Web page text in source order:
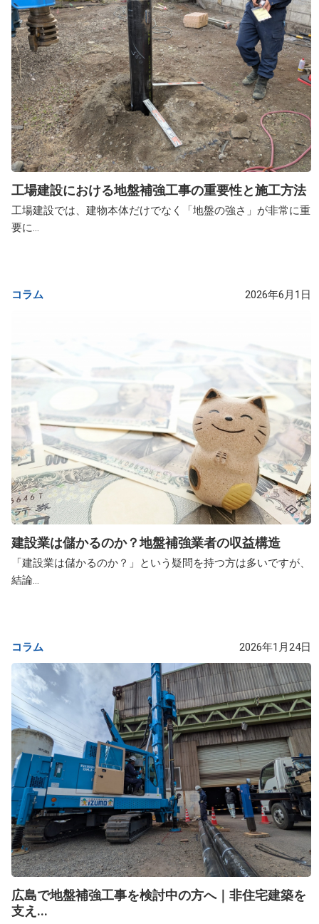
工場建設における地盤補強工事の重要性と施工方法
工場建設では、建物本体だけでなく「地盤の強さ」が非常に重
要に...
コラム 2026年6月1日
建設業は儲かるのか？地盤補強業者の収益構造
「建設業は儲かるのか？」という疑問を持つ方は多いですが、
結論...
コラム 2026年1月24日
広島で地盤補強工事を検討中の方へ｜非住宅建築を
支え...